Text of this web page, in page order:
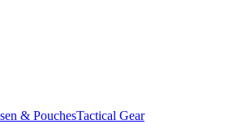
& PouchesTactical Gear